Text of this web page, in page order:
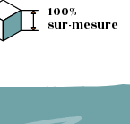
100%
sur-mesure